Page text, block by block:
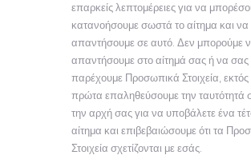
επαρκείς λεπτομέρειες για να
κατανοήσουμε σωστά το αίτημα και να
απαντήσουμε σε αυτό. Δεν μπορούμε
απαντήσουμε στο αίτημά σας ή να σας
παρέχουμε Προσωπικά Στοιχεία, εκτός
πρώτα επαληθεύσουμε την ταυτότητά
την αρχή σας για να υποβάλετε ένα
αίτημα και επιβεβαιώσουμε ότι τα
Στοιχεία σχετίζονται με εσάς.